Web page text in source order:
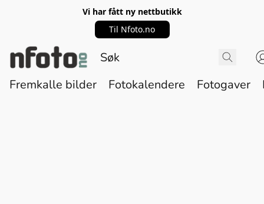
Vi har fått ny nettbutikk
Til Nfoto.no
Fremkalle bilder Fotokalendere Fotogaver